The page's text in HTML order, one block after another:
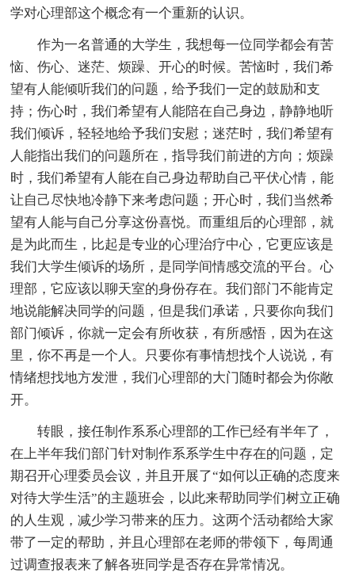
学对心理部这个概念有一个重新的认识。
作为一名普通的大学生，我想每一位同学都会有苦
恼、伤心、迷茫、烦躁、开心的时候。苦恼时，我们希
望有人能倾听我们的问题，给予我们一定的鼓励和支
持；伤心时，我们希望有人能陪在自己身边，静静地听
我们倾诉，轻轻地给予我们安慰；迷茫时，我们希望有
人能指出我们的问题所在，指导我们前进的方向；烦躁
时，我们希望有人能在自己身边帮助自己平伏心情，能
让自己尽快地冷静下来考虑问题；开心时，我们当然希
望有人能与自己分享这份喜悦。而重组后的心理部，就
是为此而生，比起是专业的心理治疗中心，它更应该是
我们大学生倾诉的场所，是同学间情感交流的平台。心
理部，它应该以聊天室的身份存在。我们部门不能肯定
地说能解决同学的问题，但是我们承诺，只要你向我们
部门倾诉，你就一定会有所收获，有所感悟，因为在这
里，你不再是一个人。只要你有事情想找个人说说，有
情绪想找地方发泄，我们心理部的大门随时都会为你敞
开。
转眼，接任制作系系心理部的工作已经有半年了，
在上半年我们部门针对制作系系学生中存在的问题，定
期召开心理委员会议，并且开展了“如何以正确的态度来
对待大学生活”的主题班会，以此来帮助同学们树立正确
的人生观，减少学习带来的压力。这两个活动都给大家
带了一定的帮助，并且心理部在老师的带领下，每周通
过调查报表来了解各班同学是否存在异常情况。